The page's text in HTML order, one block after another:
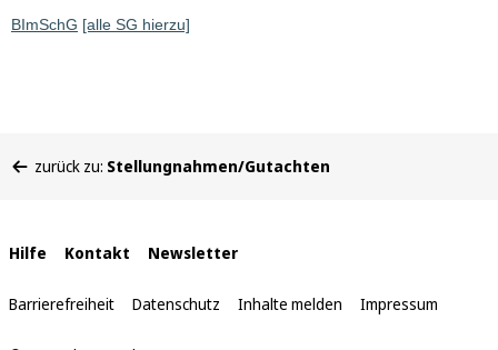
BImSchG [alle SG hierzu]
befinden
zurück zu: Stellungnahmen/Gutachten
Interne
Links
Hilfe Kontakt Newsletter
Barrierefreiheit Datenschutz Inhalte melden Impressum